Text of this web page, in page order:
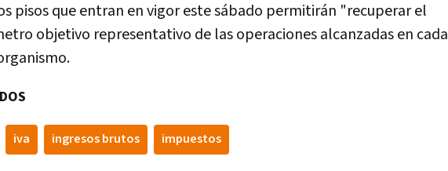
pisos que entran en vigor este sábado permitirán "recuperar el
objetivo representativo de las operaciones alcanzadas en cada
iva ingresos brutos impuestos